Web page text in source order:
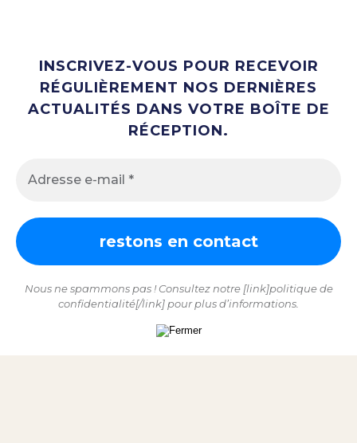
INSCRIVEZ-VOUS POUR RECEVOIR
RÉGULIÈREMENT NOS DERNIÈRES
ACTUALITÉS DANS VOTRE BOÎTE DE
RÉCEPTION.
Nous ne spammons pas ! Consultez notre [link]politique de
confidentialité[/link] pour plus d’informations.